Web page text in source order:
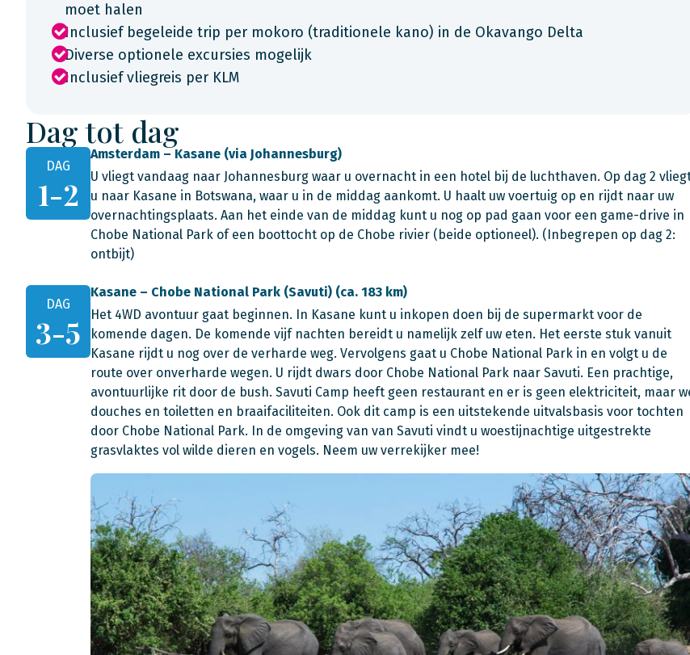
moet halen
Inclusief begeleide trip per mokoro (traditionele kano) in de Okavango Delta
Diverse optionele excursies mogelijk
Inclusief vliegreis per KLM
Dag tot dag
DAG
1-2
Amsterdam – Kasane (via Johannesburg)
U vliegt vandaag naar Johannesburg waar u overnacht in een hotel bij de luchthaven. Op dag 2
u naar Kasane in Botswana, waar u in de middag aankomt. U haalt uw voertuig op en rijdt naar uw
overnachtingsplaats. Aan het einde van de middag kunt u nog op pad gaan voor een game-drive in
Chobe National Park of een boottocht op de Chobe rivier (beide optioneel). (Inbegrepen op dag 2:
ontbijt)
DAG
3-5
Kasane – Chobe National Park (Savuti) (ca. 183 km)
Het 4WD avontuur gaat beginnen. In Kasane kunt u inkopen doen bij de supermarkt voor de
komende dagen. De komende vijf nachten bereidt u namelijk zelf uw eten. Het eerste stuk vanuit
Kasane rijdt u nog over de verharde weg. Vervolgens gaat u Chobe National Park in en volgt u de
route over onverharde wegen. U rijdt dwars door Chobe National Park naar Savuti. Een prachtige,
avontuurlijke rit door de bush. Savuti Camp heeft geen restaurant en er is geen elektriciteit, maar
douches en toiletten en braaifaciliteiten. Ook dit camp is een uitstekende uitvalsbasis voor tochten
door Chobe National Park. In de omgeving van van Savuti vindt u woestijnachtige uitgestrekte
grasvlaktes vol wilde dieren en vogels. Neem uw verrekijker mee!